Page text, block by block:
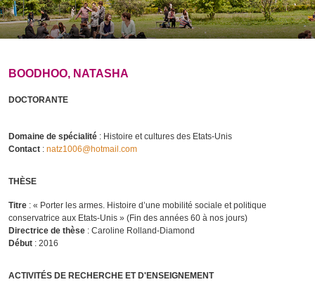
BOODHOO, NATASHA
DOCTORANTE
Domaine de spécialité : Histoire et cultures des Etats-Unis
Contact : natz1006@hotmail.com
THÈSE
Titre : « Porter les armes. Histoire d’une mobilité sociale et politique
conservatrice aux Etats-Unis » (Fin des années 60 à nos jours)
Directrice de thèse : Caroline Rolland-Diamond
Début : 2016
ACTIVITÉS DE RECHERCHE ET D'ENSEIGNEMENT